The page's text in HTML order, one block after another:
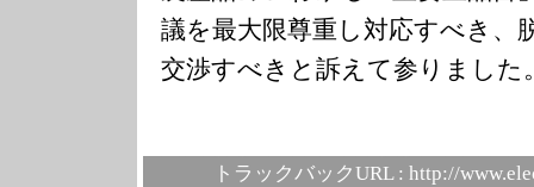
議を最大限尊重し対応すべき、
交渉すべきと訴えて参りました
トラックバックURL : http://